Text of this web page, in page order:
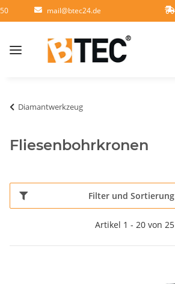
mail@btec24.de
Diamantwerkzeug
Fliesenbohrkronen
Filter und Sortierung
Artikel 1 - 20 von 25